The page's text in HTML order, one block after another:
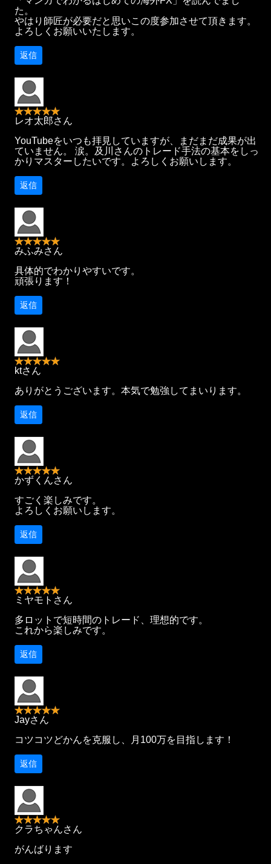
た。
やはり師匠が必要だと思いこの度参加させて頂きます。
よろしくお願いいたします。
返信
レオ太郎さん
YouTubeをいつも拝見していますが、まだまだ成果が出
ていません。 涙。及川さんのトレード手法の基本をしっ
かりマスターしたいです。よろしくお願いします。
返信
みふみさん
具体的でわかりやすいです。
頑張ります！
返信
ktさん
ありがとうございます。本気で勉強してまいります。
返信
かずくんさん
すごく楽しみです。
よろしくお願いします。
返信
ミヤモトさん
多ロットで短時間のトレード、理想的です。
これから楽しみです。
返信
Jayさん
コツコツどかんを克服し、月100万を目指します！
返信
クラちゃんさん
がんばります